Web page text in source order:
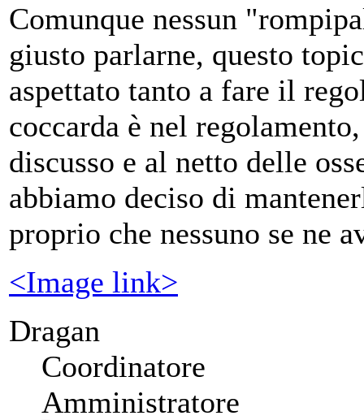
Comunque nessun
giusto parlarne, questo
aspettato tanto a fare il
coccarda è nel
discusso e al netto delle
abbiamo deciso di
proprio che nessuno se ne
<Image link>
Dragan
Coordinatore
Amministratore